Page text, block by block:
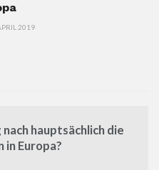
2019
hauptsächlich die
Europa?